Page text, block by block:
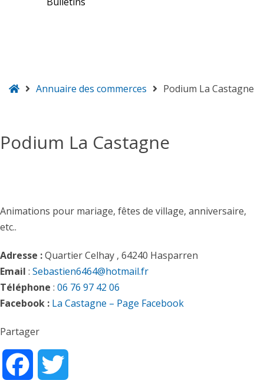
AccueilAnnuaire des commerces Podium La Castagne
Podium La Castagne
Animations pour mariage, fêtes de village, anniversaire,
etc..
Adresse :Quartier Celhay , 64240 Hasparren
Email : Sebastien6464@hotmail.fr
Téléphone : 06 76 97 42 06
Facebook : La Castagne – Page Facebook
Partager
Facebook